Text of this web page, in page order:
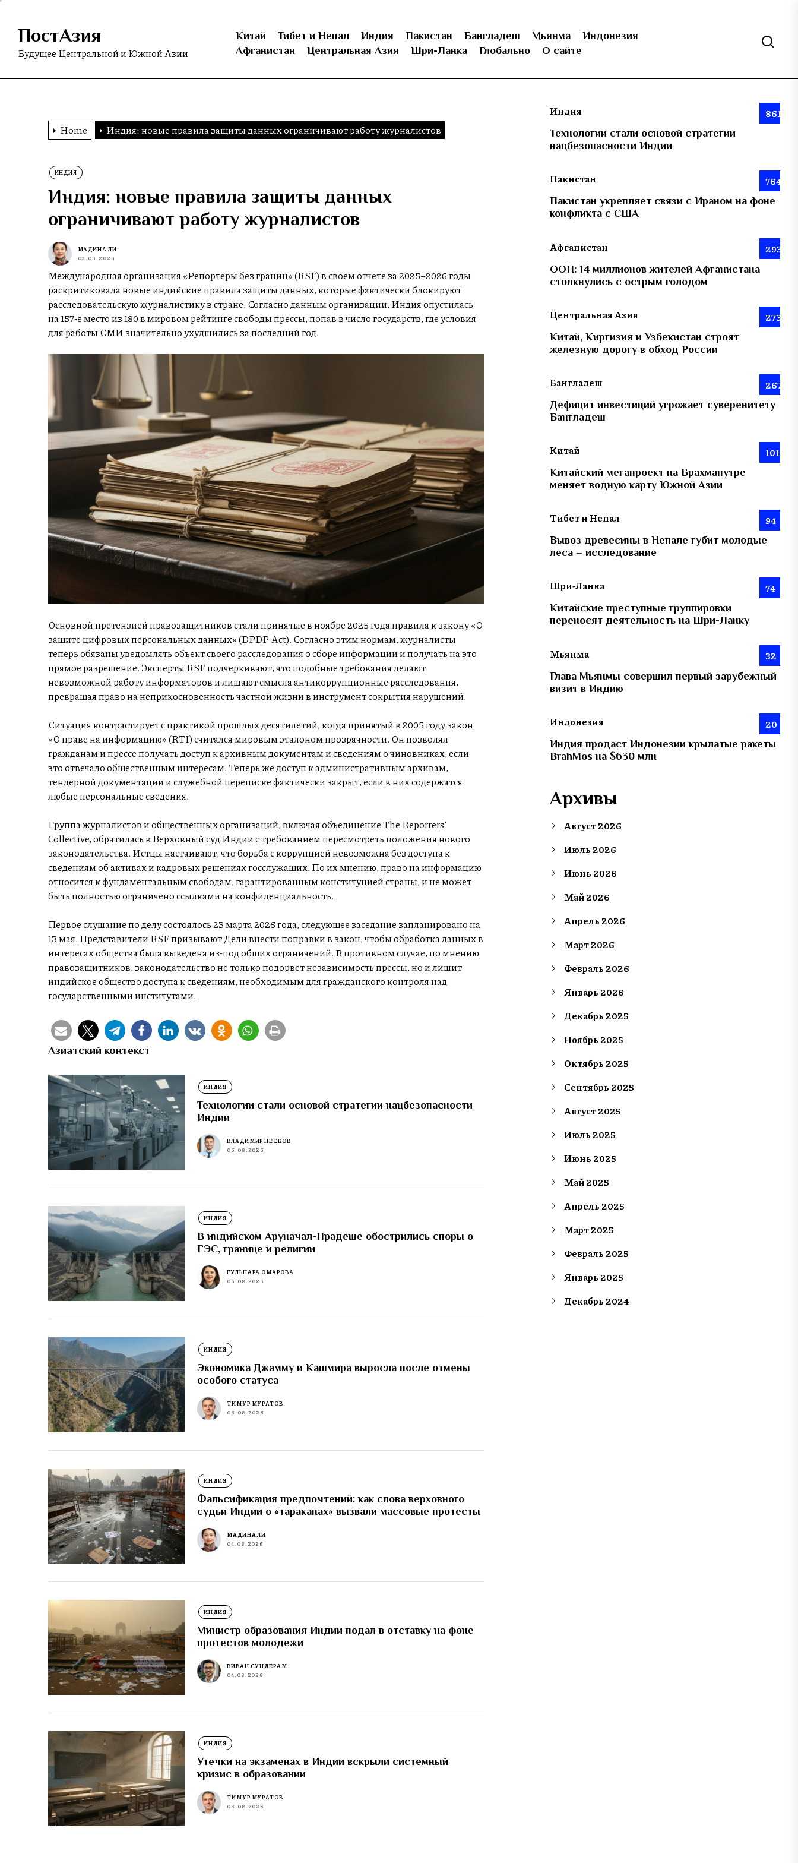
Skip
content
ПостАзия
Будущее Центральной и Южной Азии
Китай Тибет и Непал Индия Пакистан Бангладеш Мьянма
Индонезия
Афганистан
Центральная Азия Шри-Ланка Глобально О сайте
Home Индия: новые правила защиты данных ограничивают работу журналистов
ИНДИЯ
Индия: новые правила защиты данных
ограничивают работу журналистов
МАДИНА ЛИ
03.05.2026
Международная организация «Репортеры без границ» (RSF) в своем отчете за 2025–2026 годы
раскритиковала новые индийские правила защиты данных, которые фактически блокируют
расследовательскую журналистику в стране. Согласно данным организации, Индия опустилась
на 157-е место из 180 в мировом рейтинге свободы прессы, попав в число государств, где условия
для работы СМИ значительно ухудшились за последний год.
Основной претензией правозащитников стали принятые в ноябре 2025 года правила к закону «О
защите цифровых персональных данных» (DPDP Act). Согласно этим нормам, журналисты
теперь обязаны уведомлять объект своего расследования о сборе информации и получать на это
прямое разрешение. Эксперты RSF подчеркивают, что подобные требования делают
невозможной работу информаторов и лишают смысла антикоррупционные расследования,
превращая право на неприкосновенность частной жизни в инструмент сокрытия нарушений.
Ситуация контрастирует с практикой прошлых десятилетий, когда принятый в 2005 году закон
«О праве на информацию» (RTI) считался мировым эталоном прозрачности. Он позволял
гражданам и прессе получать доступ к архивным документам и сведениям о чиновниках, если
это отвечало общественным интересам. Теперь же доступ к административным архивам,
тендерной документации и служебной переписке фактически закрыт, если в них содержатся
любые персональные сведения.
Группа журналистов и общественных организаций, включая объединение The Reporters’
Collective, обратилась в Верховный суд Индии с требованием пересмотреть положения нового
законодательства. Истцы настаивают, что борьба с коррупцией невозможна без доступа к
сведениям об активах и кадровых решениях госслужащих. По их мнению, право на информацию
относится к фундаментальным свободам, гарантированным конституцией страны, и не может
быть полностью ограничено ссылками на конфиденциальность.
Первое слушание по делу состоялось 23 марта 2026 года, следующее заседание запланировано на
13 мая. Представители RSF призывают Дели внести поправки в закон, чтобы обработка данных в
интересах общества была выведена из-под общих ограничений. В противном случае, по мнению
правозащитников, законодательство не только подорвет независимость прессы, но и лишит
индийское общество доступа к сведениям, необходимым для гражданского контроля над
государственными институтами.
Азиатский контекст
ИНДИЯ
Технологии стали основой стратегии нацбезопасности
Индии
ВЛАДИМИР ПЕСКОВ
06.08.2026
ИНДИЯ
В индийском Аруначал-Прадеше обострились споры о
ГЭС, границе и религии
ГУЛЬНАРА ОМАРОВА
06.08.2026
ИНДИЯ
Экономика Джамму и Кашмира выросла после отмены
особого статуса
ТИМУР МУРАТОВ
06.08.2026
ИНДИЯ
Фальсификация предпочтений: как слова верховного
судьи Индии о «тараканах» вызвали массовые протесты
МАДИНА ЛИ
04.08.2026
ИНДИЯ
Министр образования Индии подал в отставку на фоне
протестов молодежи
ВИВАН СУНДЕРАМ
04.08.2026
ИНДИЯ
Утечки на экзаменах в Индии вскрыли системный
кризис в образовании
ТИМУР МУРАТОВ
03.08.2026
Индия 861
Технологии стали основой стратегии
нацбезопасности Индии
Пакистан 764
Пакистан укрепляет связи с Ираном на фоне
конфликта с США
Афганистан 293
ООН: 14 миллионов жителей Афганистана
столкнулись с острым голодом
Центральная Азия 273
Китай, Киргизия и Узбекистан строят
железную дорогу в обход России
Бангладеш 267
Дефицит инвестиций угрожает суверенитету
Бангладеш
Китай 101
Китайский мегапроект на Брахмапутре
меняет водную карту Южной Азии
Тибет и Непал 94
Вывоз древесины в Непале губит молодые
леса – исследование
Шри-Ланка 74
Китайские преступные группировки
переносят деятельность на Шри-Ланку
Мьянма 32
Глава Мьянмы совершил первый зарубежный
визит в Индию
Индонезия 20
Индия продаст Индонезии крылатые ракеты
BrahMos на $630 млн
Архивы
Август 2026
Июль 2026
Июнь 2026
Май 2026
Апрель 2026
Март 2026
Февраль 2026
Январь 2026
Декабрь 2025
Ноябрь 2025
Октябрь 2025
Сентябрь 2025
Август 2025
Июль 2025
Июнь 2025
Май 2025
Апрель 2025
Март 2025
Февраль 2025
Январь 2025
Декабрь 2024